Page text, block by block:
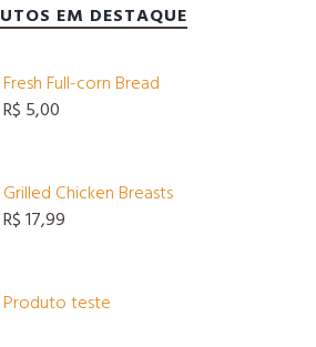
EM DESTAQUE
Fresh Full-corn Bread
R$ 5,00
Grilled Chicken Breasts
R$17,99
Produto teste